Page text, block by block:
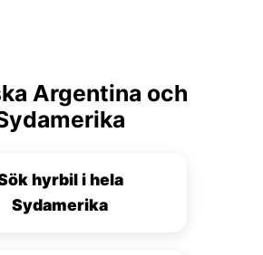
Argentina och
hyrbil i hela
Sydamerika